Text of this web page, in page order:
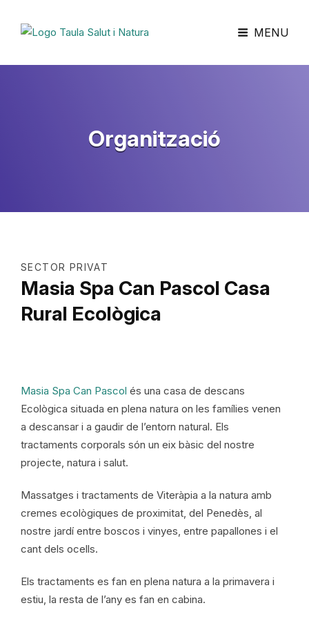
Taula Salut I Natura MENU
Organització
SECTOR PRIVAT
Masia Spa Can Pascol Casa
Rural Ecològica
Masia Spa Can Pascol és una casa de descans
Ecològica situada en plena natura on les famílies venen
a descansar i a gaudir de l’entorn natural. Els
tractaments corporals són un eix bàsic del nostre
projecte, natura i salut.
Massatges i tractaments de Viteràpia a la natura amb
cremes ecològiques de proximitat, del Penedès, al
nostre jardí entre boscos i vinyes, entre papallones i el
cant dels ocells.
Els tractaments es fan en plena natura a la primavera i
estiu, la resta de l’any es fan en cabina.